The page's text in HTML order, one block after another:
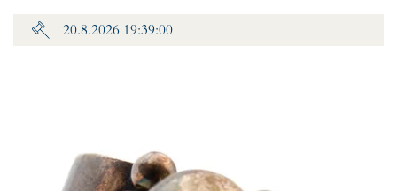
20.8.2026 19:39:00